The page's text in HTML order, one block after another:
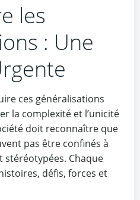
les
: Une
ces généralisations
la complexité et l’unicité
doit reconnaître que
pas être confinés à
stéréotypées. Chaque
défis, forces et